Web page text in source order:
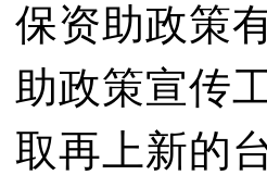
保资助政策
助政策宣传
取再上新的